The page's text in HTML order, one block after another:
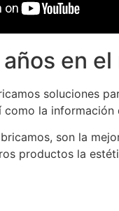
en
soluciones
la información
son la
productos la